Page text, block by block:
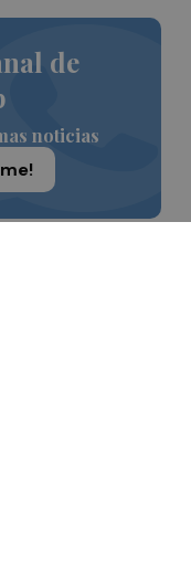
de
noticias